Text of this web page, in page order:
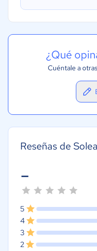
¿Qué
Cuéntale a
Reseñas de
-
5
4
3
2